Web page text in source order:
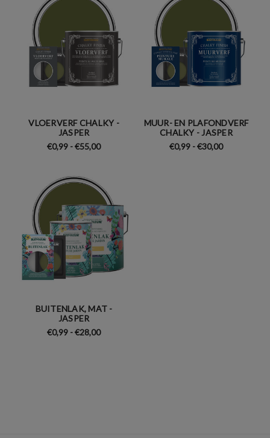
VLOERVERF CHALKY -
JASPER
€0,99 - €55,00
MUUR- EN PLAFONDVERF
CHALKY - JASPER
€0,99 - €30,00
BUITENLAK, MAT -
JASPER
€0,99 - €28,00